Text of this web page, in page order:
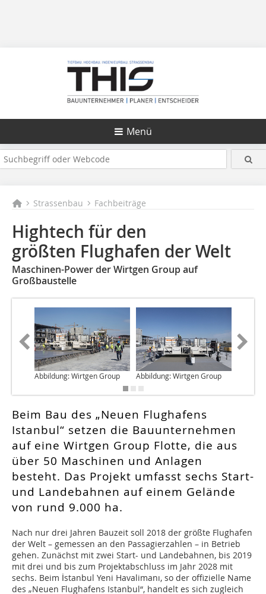
Menü
Strassenbau Fachbeiträge
Hightech für den
größten Flughafen der Welt
Maschinen-Power der Wirtgen Group auf
Großbaustelle
Abbildung: Wirtgen Group Abbildung: Wirtgen Group
Beim Bau des „Neuen Flughafens
Istanbul“ setzen die Bauunternehmen
auf eine Wirtgen Group Flotte, die aus
über 50 Maschinen und Anlagen
besteht. Das Projekt umfasst sechs Start-
und Landebahnen auf einem Gelände
von rund 9.000 ha.
Nach nur drei Jahren Bauzeit soll 2018 der größte Flughafen
der Welt – gemessen an den Passagierzahlen – in Betrieb
gehen. Zunächst mit zwei Start- und Landebahnen, bis 2019
mit drei und bis zum Projektabschluss im Jahr 2028 mit
sechs. Beim İstanbul Yeni Havalimanı, so der offizielle Name
des „Neuen Flughafens Istanbul“, handelt es sich zugleich